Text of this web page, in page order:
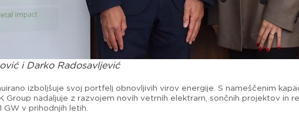
i Darko Radosavljević
izboljšuje svoj portfelj obnovljivih virov energije. S nameščenim
Group nadaljuje z razvojem novih vetrnih elektrarn, sončnih projektov in
v prihodnjih letih.